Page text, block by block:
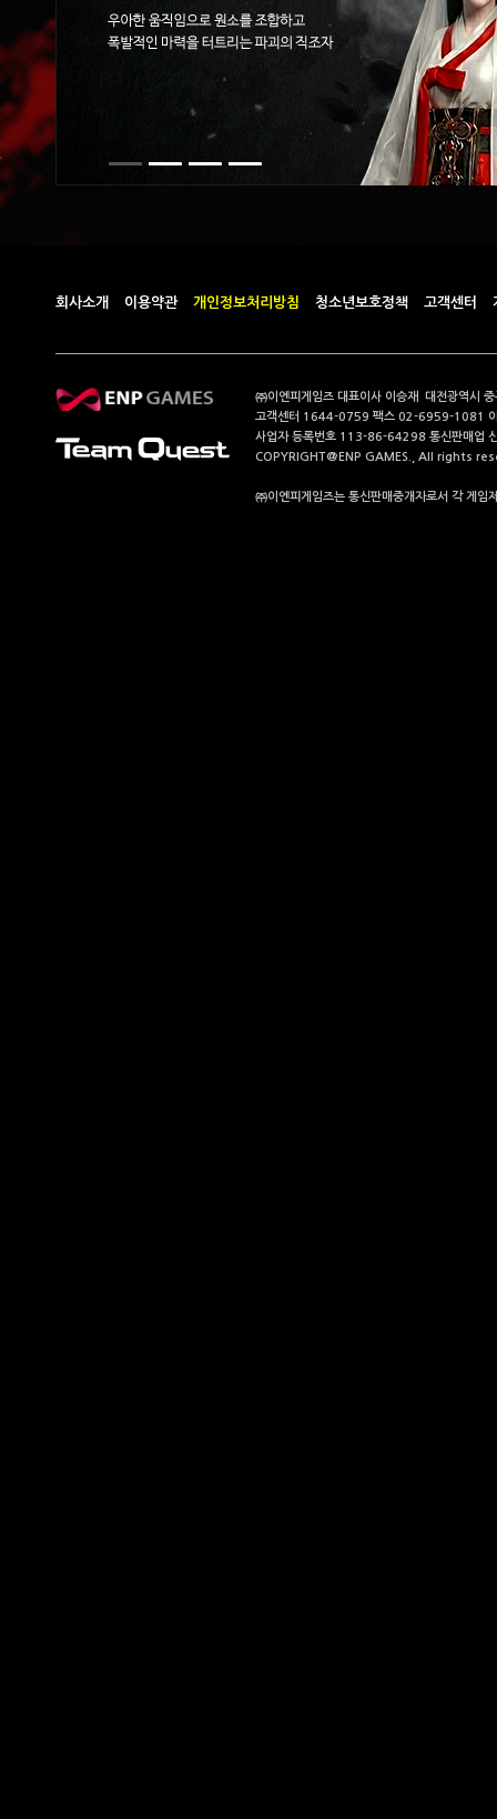
회사소개 이용약관 개인정보처리방침 청소년보호정책 고객센터
㈜이엔피게임즈 대표이사 이승재 대전광역시
고객센터 1644-0759 팩스 02-6959-1081
사업자 등록번호 113-86-64298 통신판매업
COPYRIGHT@ENP GAMES., All rights
㈜이엔피게임즈는 통신판매중개자로서 각 게임